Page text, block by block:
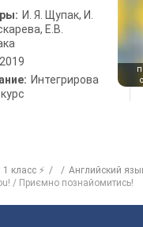
И. Я. Щупак, И.
Е.В.
2019
Интегрирова
1 класс ⚡ Английский
/ Приємно познайомитись!